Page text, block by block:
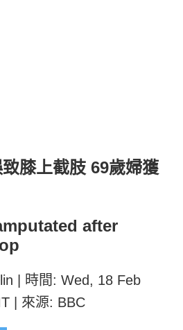
膝上截肢 69歲婦獲
after
| 時間: Wed, 18 Feb
| 來源: BBC